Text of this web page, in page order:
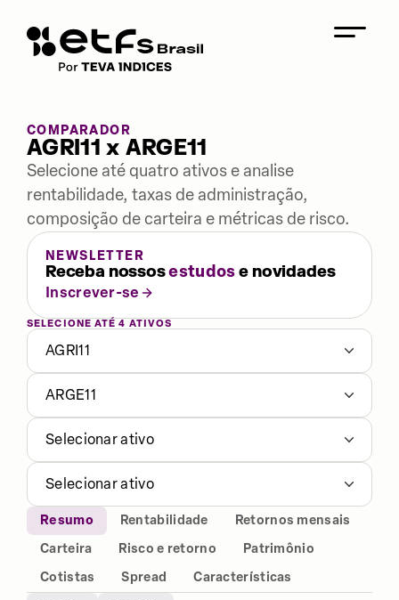
COMPARADOR
AGRI11 x ARGE11
Selecione até quatro ativos e analise
rentabilidade, taxas de administração,
composição de carteira e métricas de risco.
NEWSLETTER
Receba nossosestudose novidades
Inscrever-se
SELECIONE ATÉ 4 ATIVOS
AGRI11
ARGE11
Selecionar ativo
Selecionar ativo
Resumo Rentabilidade
Retornos mensais
Carteira
Risco e retorno
Patrimônio
Cotistas
Spread Características